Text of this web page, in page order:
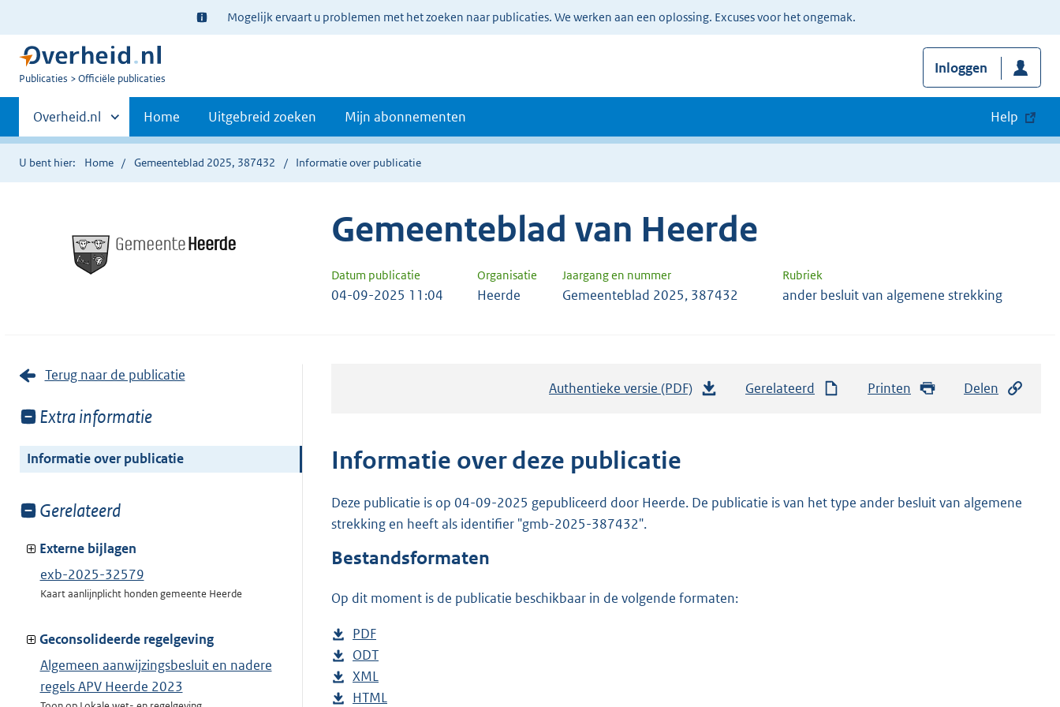
Ter
informatie:
Mogelijk ervaart u problemen met het zoeken naar publicaties. We werken aan een oplossing. Excuses voor het ongemak.
U
Publicaties Officiële publicaties
Inloggen
Primaire
navigatie
Andere
sites
binnen
Overheid.nl Home Uitgebreid zoeken Mijn abonnementen Help
U bent hier: Home Gemeenteblad 2025, 387432 Informatie over publicatie
Gemeenteblad van Heerde
Datum publicatie Organisatie Jaargang en nummer Rubriek
04-09-2025 11:04 Heerde Gemeenteblad 2025, 387432 ander besluit van algemene strekking
Terug naar de publicatie
Toon
van:
Extra informatie
Informatie over publicatie
Toon
van:
Gerelateerd
Externe bijlagen
exb-2025-32579
Kaart aanlijnplicht honden gemeente Heerde
Geconsolideerde regelgeving
Algemeen aanwijzingsbesluit en nadere
regels APV Heerde 2023
Authentieke versie (PDF)
n
o
Gerelateerd Printen Delen
Informatie over deze publicatie
Deze publicatie is op 04-09-2025 gepubliceerd door Heerde. De publicatie is van het type ander besluit van algemene
strekking en heeft als identifier "gmb-2025-387432".
Bestandsformaten
Op dit moment is de publicatie beschikbaar in de volgende formaten:
D
o
w
n
PDF
e
s
t
D
o
w
ODT
s
D
o
XML
e
D
HTML